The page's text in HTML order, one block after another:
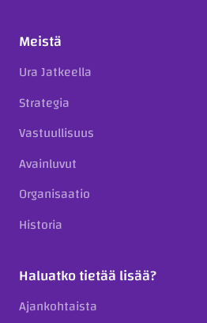
Meistä
Ura Jatkeella
Strategia
Vastuullisuus
Avainluvut
Organisaatio
Historia
Haluatko tietää lisää?
Ajankohtaista